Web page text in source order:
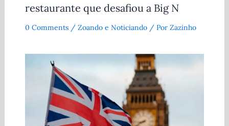
restaurante que desafiou a Big N
0 Comments / Zoando e Noticiando/ Por Zazinho